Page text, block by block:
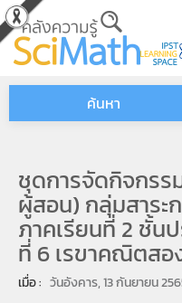
Skip to main content
ค้นหา
ชุดการจัดกิจกรร
ผู้สอน) กลุ่มสาร
ภาคเรียนที่ 2 ชั้น
ที่ 6 เรขาคณิตส
เมื่อ : วันอังคาร, 13 กันยายน